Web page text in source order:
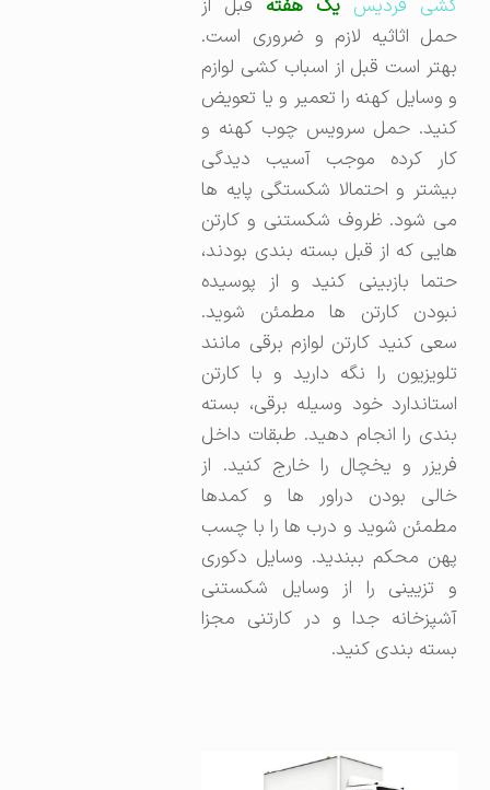
کشی فردیس یک هفتهقبل از
حمل اثاثیه لازم و ضروری است.
بهتر است قبل از اسباب کشی لوازم
و وسایل کهنه را تعمیر و یا تعویض
کنید. حمل سرویس چوب کهنه و
کار کرده موجب آسیب دیدگی
بیشتر و احتمالا شکستگی پایه ها
می شود. ظروف شکستنی و کارتن
هایی که از قبل بسته بندی بودند،
حتما بازبینی کنید و از پوسیده
نبودن کارتن ها مطمئن شوید.
سعی کنید کارتن لوازم برقی مانند
تلویزیون را نگه دارید و با کارتن
استاندارد خود وسیله برقی، بسته
بندی را انجام دهید. طبقات داخل
فریزر و یخچال را خارج کنید. از
خالی بودن دراور ها و کمدها
مطمئن شوید و درب ها را با چسب
پهن محکم ببندید. وسایل دکوری
و تزیینی را از وسایل شکستنی
آشپزخانه جدا و در کارتنی مجزا
بسته بندی کنید.